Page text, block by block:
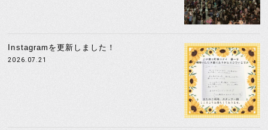
Instagramを更新しました！
2026.07.21